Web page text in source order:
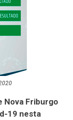
Nova Friburgo
19 nesta